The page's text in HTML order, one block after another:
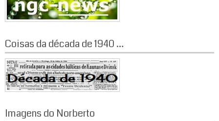
Coisas da década de 1940 …
Imagens do Norberto